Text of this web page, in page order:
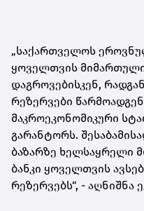
„საქართველოს
ყოველთვის
დაგროვებისკენ,
რეზერვები
მაკროეკონომიკური
გარანტორს.
ბაზარზე ხელსაყრელი
ბანკი ყოველთვის
რეზერვებს“, - აღნიშნა